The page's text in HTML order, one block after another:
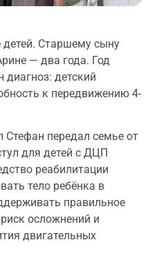
Старшему сыну
— два года. Год
диагноз: детский
к передвижению 4-
Стефан передал семье от
для детей с ДЦП
реабилитации
тело ребёнка в
правильное
осложнений и
двигательных